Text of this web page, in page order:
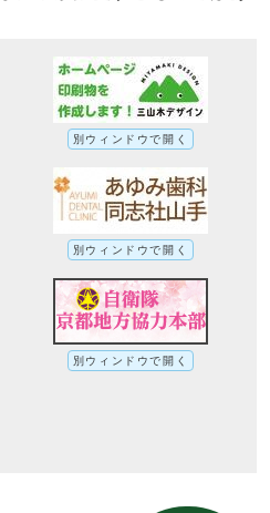
別ウィンドウで開く
別ウィンドウで開く
別ウィンドウで開く